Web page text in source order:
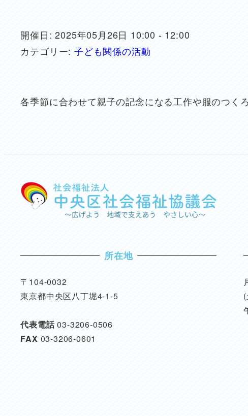
開催日: 2025年05月26日 10:00 - 12:00
カテゴリー: 子ども関係の活動
各季節に合わせて親子の記念になる工作や服のつく
所在地
〒104-0032
東京都中央区八丁堀4-1-5
代表電話03-3206-0506
FAX 03-3206-0601